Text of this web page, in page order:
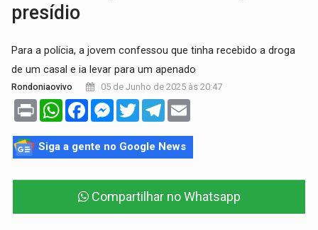
presídio
Para a polícia, a jovem confessou que tinha recebido a droga
de um casal e ia levar para um apenado
Rondoniaovivo 05 de Junho de 2025 às 20:47
Print WhatsAppFacebookMessenger
TwitterTelegram
Siga a gente no Google News
Compartilhar no Whatsapp